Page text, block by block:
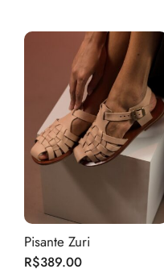
Pisante Zuri
R$389.00